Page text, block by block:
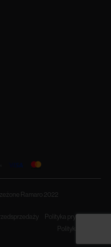
Ramaro 2022
Polityka prywatności
Polityka cookies